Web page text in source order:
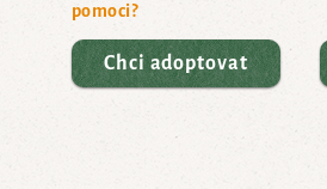
pomoci?
Chci adoptovat